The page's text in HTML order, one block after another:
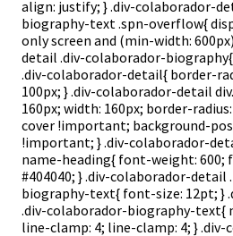
align: justify; } .div-colaborador-
biography-text .spn-overflow{
only screen and (min-width:
detail .div-colaborador-biography{
.div-colaborador-detail{ border-
100px; } .div-colaborador-detail
160px; width: 160px; border-
cover !important; background-
!important; } .div-colaborador-
name-heading{ font-weight: 600;
#404040; } .div-colaborador-
biography-text{ font-size: 12pt; }
.div-colaborador-biography-text{
line-clamp: 4; line-clamp: 4; }